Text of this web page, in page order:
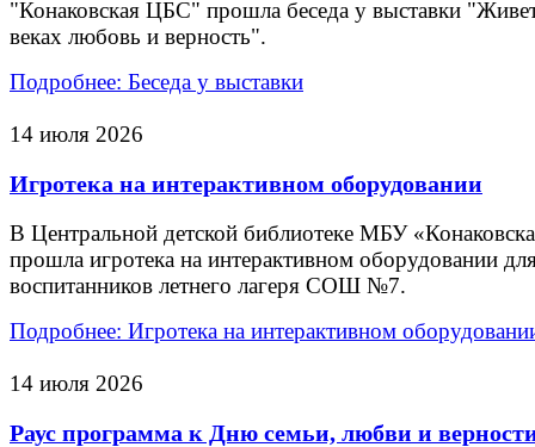
"Конаковская ЦБС" прошла беседа у выставки
веках любовь и верность".
Подробнее: Беседа у выставки
14 июля 2026
Игротека на интерактивном оборудовании
В Центральной детской библиотеке МБУ
прошла игротека на интерактивном оборудовании
воспитанников летнего лагеря СОШ №7.
Подробнее: Игротека на интерактивном
14 июля 2026
Раус программа к Дню семьи, любви и